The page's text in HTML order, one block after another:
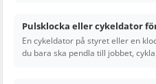
Pulsklocka eller cykeldator
En cykeldator på styret eller en
du bara ska pendla till jobbet,